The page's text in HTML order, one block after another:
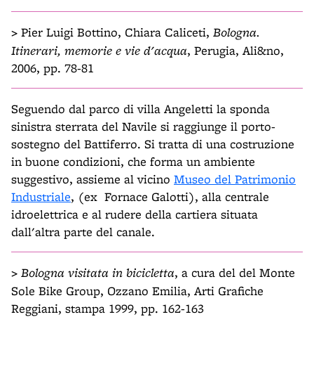
> Pier Luigi Bottino, Chiara Caliceti, Bologna.
Itinerari, memorie e vie d'acqua, Perugia, Ali&no,
2006, pp. 78-81
Seguendo dal parco di villa Angeletti la sponda
sinistra sterrata del Navile si raggiunge il porto-
sostegno del Battiferro. Si tratta di una costruzione
in buone condizioni, che forma un ambiente
suggestivo, assieme al vicino Museo del Patrimonio
Industriale, (ex Fornace Galotti), alla centrale
idroelettrica e al rudere della cartiera situata
dall'altra parte del canale.
> Bologna visitata in bicicletta, a cura del del Monte
Sole Bike Group, Ozzano Emilia, Arti Grafiche
Reggiani, stampa 1999, pp. 162-163